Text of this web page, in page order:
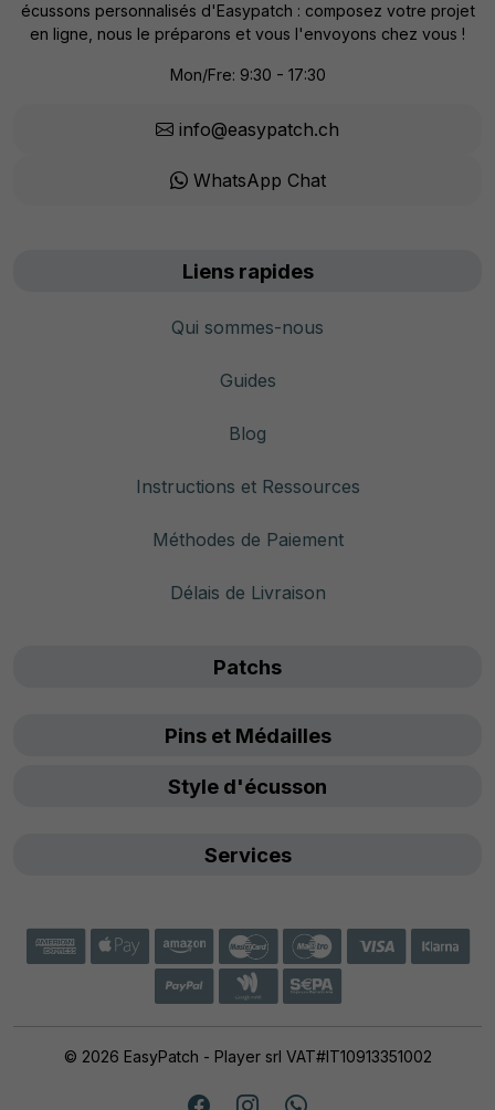
écussons personnalisés d'Easypatch : composez votre projet
en ligne, nous le préparons et vous l'envoyons chez vous !
Mon/Fre: 9:30 - 17:30
info@easypatch.ch
WhatsApp Chat
Liens rapides
Qui sommes-nous
Guides
Blog
Instructions et Ressources
Méthodes de Paiement
Délais de Livraison
Patchs
Pins et Médailles
Style d'écusson
Services
© 2026 EasyPatch - Player srl VAT#IT10913351002